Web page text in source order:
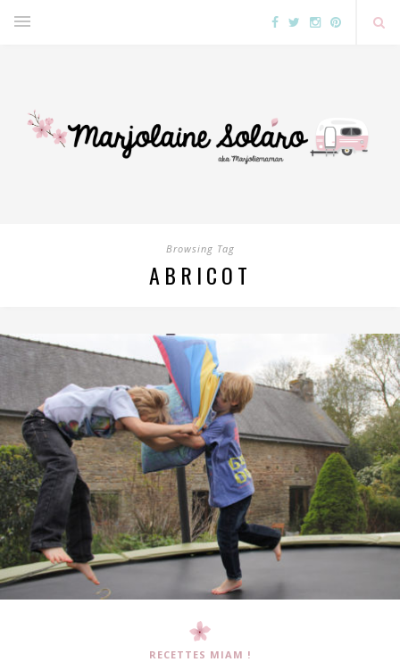
Browsing Tag
ABRICOT
RECETTES MIAM !